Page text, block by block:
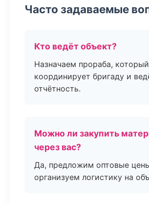
Часто задаваемые
Кто ведёт объект?
Назначаем прораба, который
координирует бригаду и
отчётность.
Можно ли закупить
через вас?
Да, предложим оптовые
организуем логистику на